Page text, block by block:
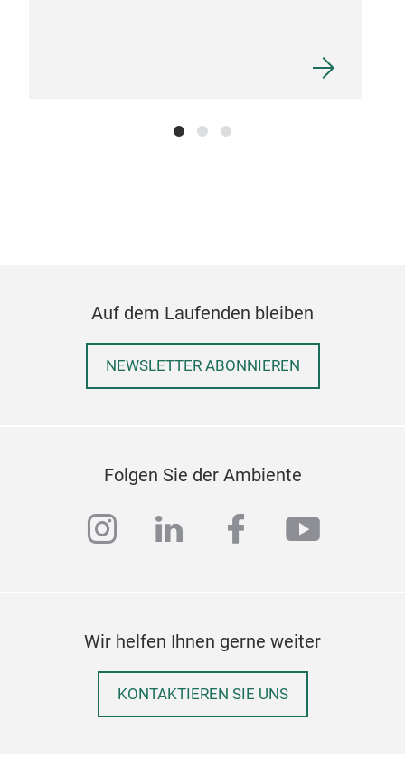
Auf dem Laufenden bleiben
NEWSLETTER ABONNIEREN
Folgen Sie der Ambiente
instagram
linkedinfacebook
Wir helfen Ihnen gerne weiter
KONTAKTIEREN SIE UNS